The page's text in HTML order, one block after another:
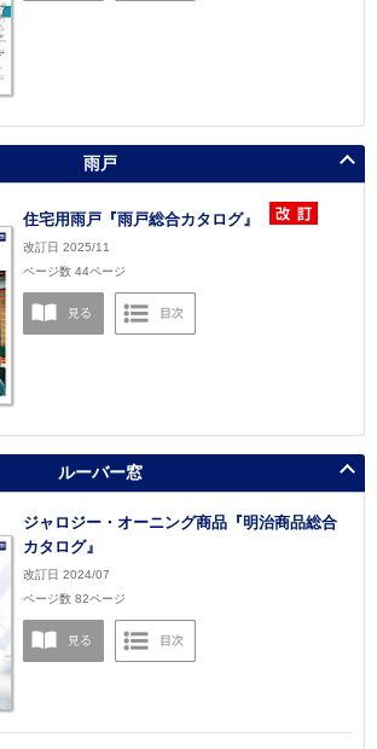
雨戸
住宅用雨戸『雨戸総合カタログ』
改訂日 2025/11
ページ数 44ページ
ルーバー窓
ジャロジー・オーニング商品『明治商品総合
カタログ』
改訂日 2024/07
ページ数 82ページ